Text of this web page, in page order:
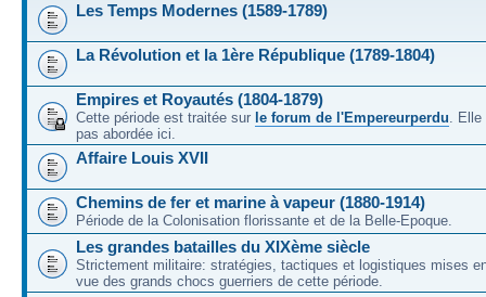
Les Temps Modernes (1589-1789)
La Révolution et la 1ère République (1789-1804)
Empires et Royautés (1804-1879)
Cette période est traitée sur le forum de l'Empereurperdu. Elle
pas abordée ici.
Affaire Louis XVII
Chemins de fer et marine à vapeur (1880-1914)
Période de la Colonisation florissante et de la Belle-Epoque.
Les grandes batailles du XIXème siècle
Strictement militaire: stratégies, tactiques et logistiques mises
vue des grands chocs guerriers de cette période.